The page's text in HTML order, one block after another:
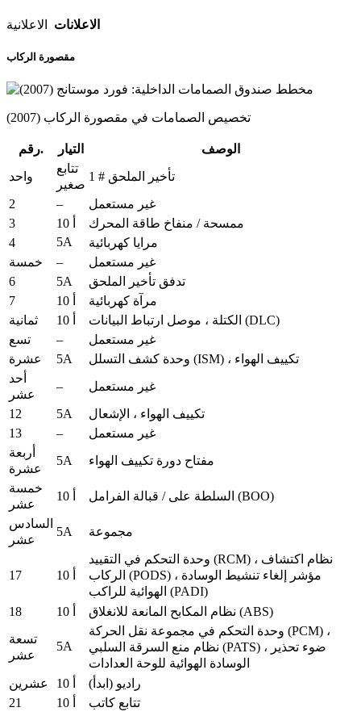
الاعلانات الاعلانية
مقصورة الركاب
تخصيص الصمامات في مقصورة الركاب (2007)
رقم. التيار
الوصف
واحد
تتابع
صغير
تأخير الملحق # 1
2
–
غير مستعمل
3
ممسحة / منفاخ طاقة المحرك
4
5A
مرايا كهربائية
خمسة
–
غير مستعمل
6
5A
تدفق تأخير الملحق
7
مرآة كهربائية
ثمانية
الكتلة ، موصل ارتباط البيانات (DLC)
تسع
–
غير مستعمل
عشرة
5A
وحدة كشف التسلل (ISM) ، تكييف الهواء
أحد
عشر
–
غير مستعمل
12
5A
تكييف الهواء ، الإشعال
13
–
غير مستعمل
أربعة
عشرة
5A
مفتاح دورة تكييف الهواء
خمسة
عشر
السلطة على / قبالة الفرامل (BOO)
السادس
عشر
5A مجموعة
17
وحدة التحكم في التقييد (RCM) ، نظام اكتشاف
الركاب (PODS) ، مؤشر إلغاء تنشيط الوسادة
الهوائية للراكب (PADI)
18
نظام المكابح المانعة للانغلاق (ABS)
تسعة
عشر
5A
وحدة التحكم في مجموعة نقل الحركة (PCM) ،
نظام منع السرقة السلبي (PATS) ، ضوء تحذير
الوسادة الهوائية للوحة العدادات
عشرين
راديو (ابدأ)
21
تتابع كاتب